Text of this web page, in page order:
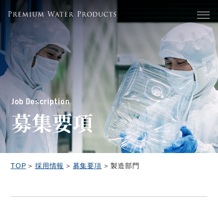
Job Description
募集要項
TOP ＞ 採用情報 ＞ 募集要項 ＞ 製造部門